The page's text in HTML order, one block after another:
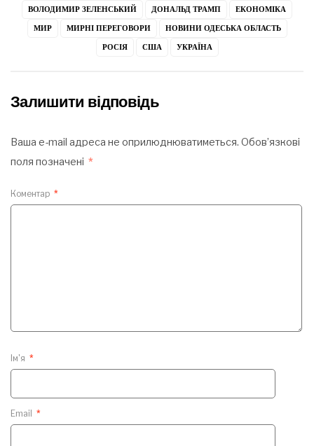
ВОЛОДИМИР ЗЕЛЕНСЬКИЙ
ДОНАЛЬД ТРАМП
ЕКОНОМІКА
МИР
МИРНІ ПЕРЕГОВОРИ
НОВИНИ ОДЕСЬКА ОБЛАСТЬ
РОСІЯ
США УКРАЇНА
Залишити відповідь
Ваша e-mail адреса не оприлюднюватиметься. Обов’язкові
поля позначені *
Коментар *
Ім'я *
Email *